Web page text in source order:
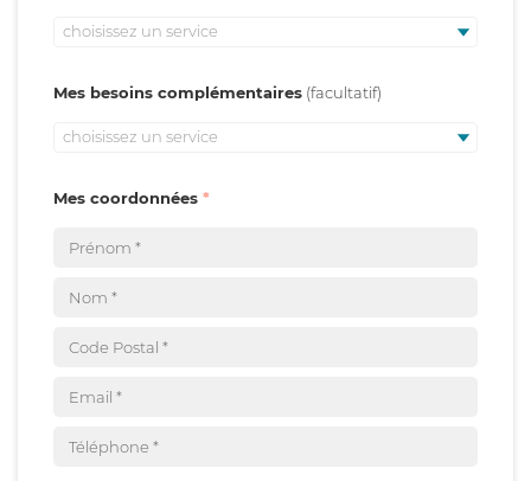
choisissez un service
Mes besoins complémentaires
choisissez un service
Mes coordonnées